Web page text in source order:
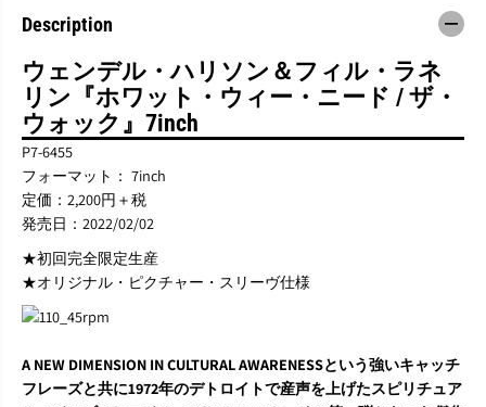
A
R
S
O
N
&
a
m
p
P
H
L
A
E
R
I
S
O
N
m
p
P
H
A
E
Description
ウェンデル・ハリソン＆フィル・ラネ
リン『ホワット・ウィー・ニード / ザ・
ウォック』7inch
P7-6455
フォーマット： 7inch
定価：2,200円＋税
発売日：2022/02/02
★初回完全限定生産
★オリジナル・ピクチャー・スリーヴ仕様
A NEW DIMENSION IN CULTURAL AWARENESSという強いキャッチ
フレーズと共に1972年のデトロイトで産声を上げたスピリチュア